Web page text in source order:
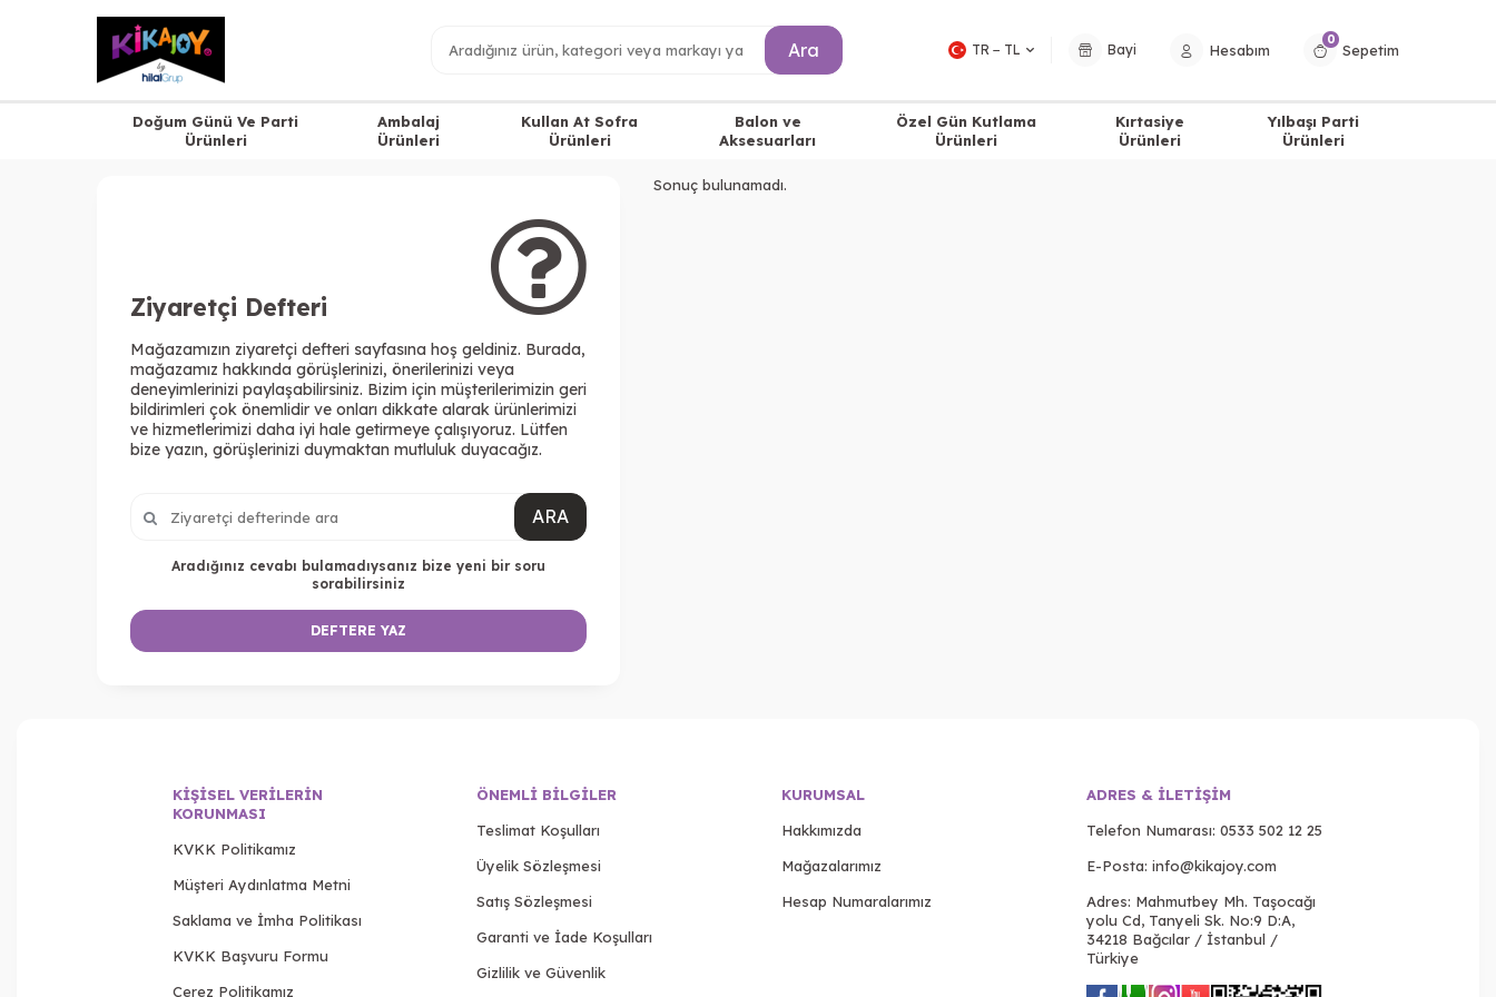
Ara TR − TL Bayi Hesabım
0
Sepetim
Doğum Günü Ve Parti
Ürünleri
Ambalaj
Ürünleri
Kullan At Sofra
Ürünleri
Balon ve
Aksesuarları
Özel Gün Kutlama
Ürünleri
Kırtasiye
Ürünleri
Yılbaşı Parti
Ürünleri
Ziyaretçi Defteri
Mağazamızın ziyaretçi defteri sayfasına hoş geldiniz. Burada,
mağazamız hakkında görüşlerinizi, önerilerinizi veya
deneyimlerinizi paylaşabilirsiniz. Bizim için müşterilerimizin geri
bildirimleri çok önemlidir ve onları dikkate alarak ürünlerimizi
ve hizmetlerimizi daha iyi hale getirmeye çalışıyoruz. Lütfen
bize yazın, görüşlerinizi duymaktan mutluluk duyacağız.
ARA
Aradığınız cevabı bulamadıysanız bize yeni bir soru
sorabilirsiniz
DEFTERE YAZ
Sonuç bulunamadı.
KIŞISEL VERILERIN
KORUNMASI
KVKK Politikamız
Müşteri Aydınlatma Metni
Saklama ve İmha Politikası
KVKK Başvuru Formu
Çerez Politikamız
ÖNEMLI BILGILER
Teslimat Koşulları
Üyelik Sözleşmesi
Satış Sözleşmesi
Garanti ve İade Koşulları
Gizlilik ve Güvenlik
KURUMSAL
Hakkımızda
Mağazalarımız
Hesap Numaralarımız
ADRES & İLETIŞIM
Telefon Numarası: 0533 502 12 25
E-Posta: info@kikajoy.com
Adres: Mahmutbey Mh. Taşocağı
yolu Cd, Tanyeli Sk. No:9 D:A,
34218 Bağcılar / İstanbul /
Türkiye